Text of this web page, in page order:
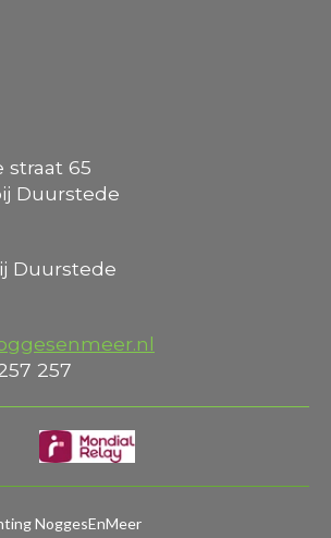
straat 65
Duurstede
Duurstede
257
NoggesEnMeer